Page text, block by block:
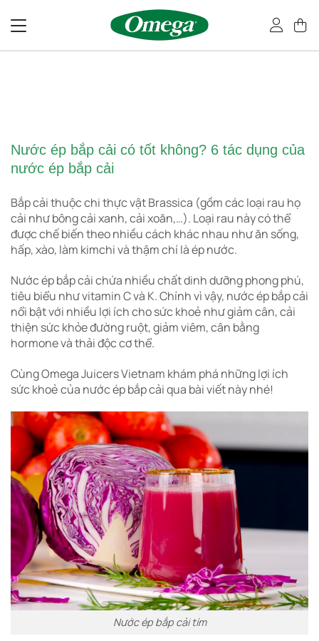
qua
dung
Nước ép bắp cải có tốt không? 6 tác dụng của
nước ép bắp cải
Bắp cải thuộc chi thực vật Brassica (gồm các loại rau họ
cải như bông cải xanh, cải xoăn,…). Loại rau này có thể
được chế biến theo nhiều cách khác nhau như ăn sống,
hấp, xào, làm kimchi và thậm chí là ép nước.
Nước ép bắp cải chứa nhiều chất dinh dưỡng phong phú,
tiêu biểu như vitamin C và K. Chính vì vậy, nước ép bắp cải
nổi bật với nhiều lợi ích cho sức khoẻ như giảm cân, cải
thiện sức khỏe đường ruột, giảm viêm, cân bằng
hormone và thải độc cơ thể.
Cùng Omega Juicers Vietnam khám phá những lợi ích
sức khoẻ của nước ép bắp cải qua bài viết này nhé!
Nước ép bắp cải tím